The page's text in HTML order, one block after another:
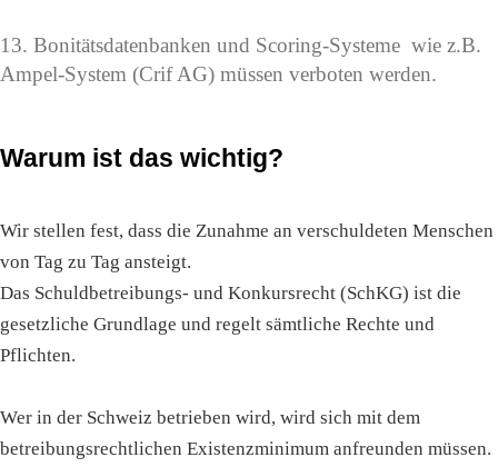
13. Bonitätsdatenbanken und Scoring-Systeme wie z.B.
Ampel-System (Crif AG) müssen verboten werden.
Warum ist das wichtig?
Wir stellen fest, dass die Zunahme an verschuldeten Menschen
von Tag zu Tag ansteigt.
Das Schuldbetreibungs- und Konkursrecht (SchKG) ist die
gesetzliche Grundlage und regelt sämtliche Rechte und
Pflichten.
Wer in der Schweiz betrieben wird, wird sich mit dem
betreibungsrechtlichen Existenzminimum anfreunden müssen.